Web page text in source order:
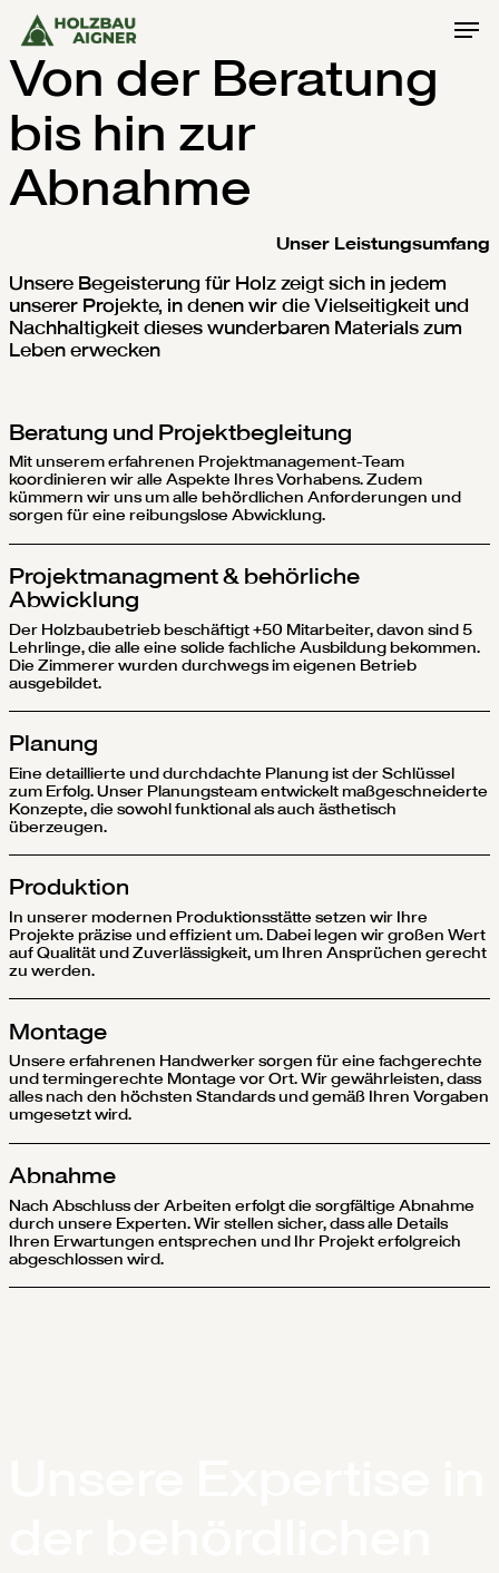
main
content
Von der Beratung
bis hin zur
Abnahme
Unser Leistungsumfang
Unsere Begeisterung für Holz zeigt sich in jedem
unserer Projekte, in denen wir die Vielseitigkeit und
Nachhaltigkeit dieses wunderbaren Materials zum
Leben erwecken
Beratung und Projektbegleitung
Mit unserem erfahrenen Projektmanagement-Team
koordinieren wir alle Aspekte Ihres Vorhabens. Zudem
kümmern wir uns um alle behördlichen Anforderungen und
sorgen für eine reibungslose Abwicklung.
Projektmanagment & behörliche
Abwicklung
Der Holzbaubetrieb beschäftigt +50 Mitarbeiter, davon sind 5
Lehrlinge, die alle eine solide fachliche Ausbildung bekommen.
Die Zimmerer wurden durchwegs im eigenen Betrieb
ausgebildet.
Planung
Eine detaillierte und durchdachte Planung ist der Schlüssel
zum Erfolg. Unser Planungsteam entwickelt maßgeschneiderte
Konzepte, die sowohl funktional als auch ästhetisch
überzeugen.
Produktion
In unserer modernen Produktionsstätte setzen wir Ihre
Projekte präzise und effizient um. Dabei legen wir großen Wert
auf Qualität und Zuverlässigkeit, um Ihren Ansprüchen gerecht
zu werden.
Montage
Unsere erfahrenen Handwerker sorgen für eine fachgerechte
und termingerechte Montage vor Ort. Wir gewährleisten, dass
alles nach den höchsten Standards und gemäß Ihren Vorgaben
umgesetzt wird.
Abnahme
Nach Abschluss der Arbeiten erfolgt die sorgfältige Abnahme
durch unsere Experten. Wir stellen sicher, dass alle Details
Ihren Erwartungen entsprechen und Ihr Projekt erfolgreich
abgeschlossen wird.